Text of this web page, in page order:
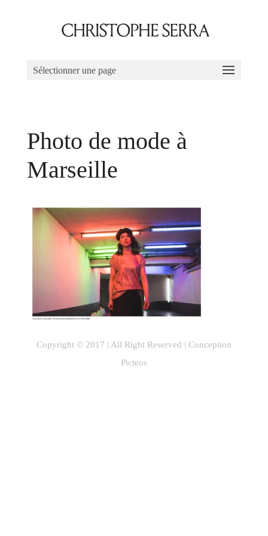
Sélectionner une page
Photo de mode à
Marseille
Copyright © 2017 | All Right Reserved | Conception
Picteos